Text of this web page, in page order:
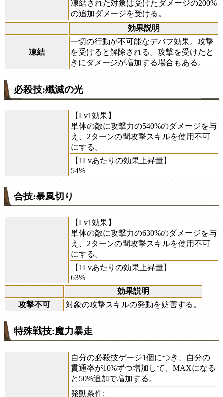
凍結された対象は受けたダメージの200%
の追加ダメージを受ける。
効果説明
凍結
一切の行動が不可能なデバフ効果。攻撃
を受けると解除される。攻撃を受けたと
きにダメージが増加する場合もある。
必殺技:殲滅の光
【Lv1効果】
単体の敵に攻撃力の540%のダメージを与
え、2ターンの間攻撃スキルを使用不可
にする。
【1Lvあたりの効果上昇量】
54%
合技:暴風切り
【Lv1効果】
単体の敵に攻撃力の630%のダメージを与
え、2ターンの間攻撃スキルを使用不可
にする。
【1Lvあたりの効果上昇量】
63%
効果説明
攻撃不可
対象の攻撃スキルの発動を妨害する。
特殊戦技:魔力暴走
自分の必殺技ゲージ1個につき、自分の
貫通率が10%ずつ増加して、MAXになる
と50%追加で増加する。
発動条件: